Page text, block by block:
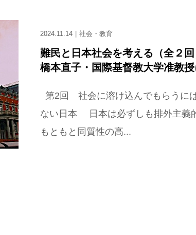
2024.11.14 社会・教育
難民と日本社会を考える（全２回
橋本直子・国際基督教大学准教授
第2回 社会に溶け込んでもらうに
ない日本 日本は必ずしも排外主義
もともと同質性の高...